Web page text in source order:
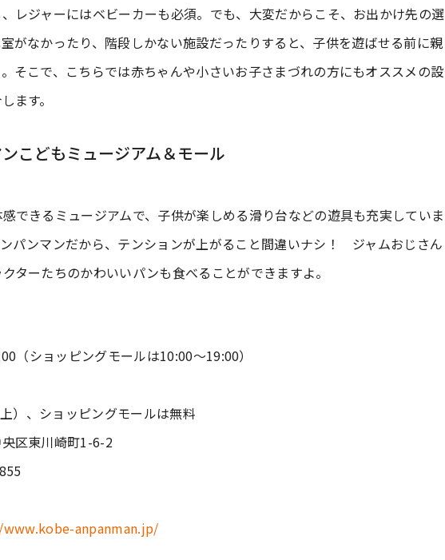
ジャーにはベビーカーも必須。でも、大変だからこそ、お出かけ先の選
がなかったり、階段しかない施設だったりすると、子供を遊ばせる前に親
そこで、こちらでは赤ちゃんや小さいお子さまづれの方にもオススメの設
ます。
こどもミュージアム＆モール
できるミュージアムで、子供が楽しめる滑り台などの遊具も充実していま
パンマンだから、テンションが上がること間違いナシ！ ジャムおじさん
ターたちのかわいいパンも食べることができますよ。
（ショッピングモールは10:00～19:00）
）、ショッピングモールは無料
区東川崎町1-6-2
anpanman.jp/